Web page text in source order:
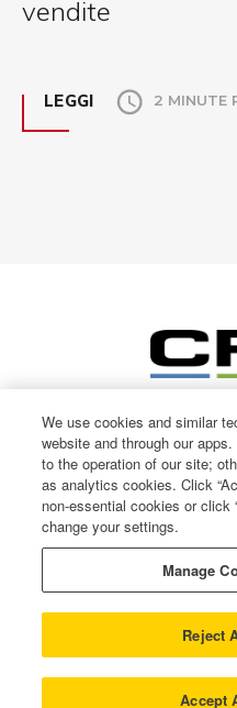
vendite
LEGGI 2 MINUTE
© CPM International 2026
Terms of use
Cookie Policy
Modern Slavery
We use cookies and similar
website and through our
to the operation of our site;
as analytics cookies. Click
non-essential cookies or click
change your settings.
Manage
Reject
Accept